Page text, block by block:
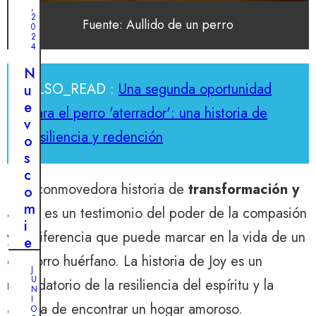
Fuente: Aullido de un perro
ALSO_READ : Una segunda oportunidad
para el perro 'aterrador': una historia de
resiliencia y redención
Esta conmovedora historia de transformación y
amor es un testimonio del poder de la compasión
y la diferencia que puede marcar en la vida de un
cachorro huérfano. La historia de Joy es un
recordatorio de la resiliencia del espíritu y la
alegría de encontrar un hogar amoroso.
,
2
0
2
4
N
u
e
v
o
s
c
o
m
i
e
z
oM
A
J
U
N
I
O